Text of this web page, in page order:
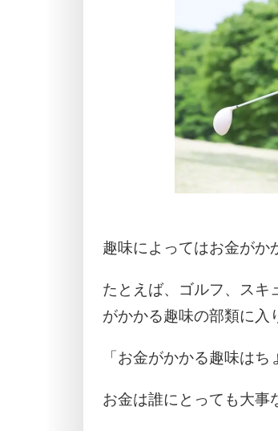
趣味によってはお金がか
たとえば、ゴルフ、スキ
がかかる趣味の部類に入
「お金がかかる趣味は
お金は誰にとっても大事